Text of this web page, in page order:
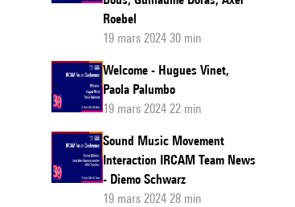
Roebel
19 mars 2024 30 min
Welcome - Hugues Vinet,
Paola Palumbo
19 mars 2024 22 min
Sound Music Movement
Interaction IRCAM Team News
- Diemo Schwarz
19 mars 2024 28 min